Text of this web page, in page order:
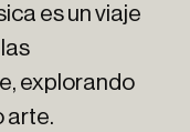
es un viaje
explorando
arte.